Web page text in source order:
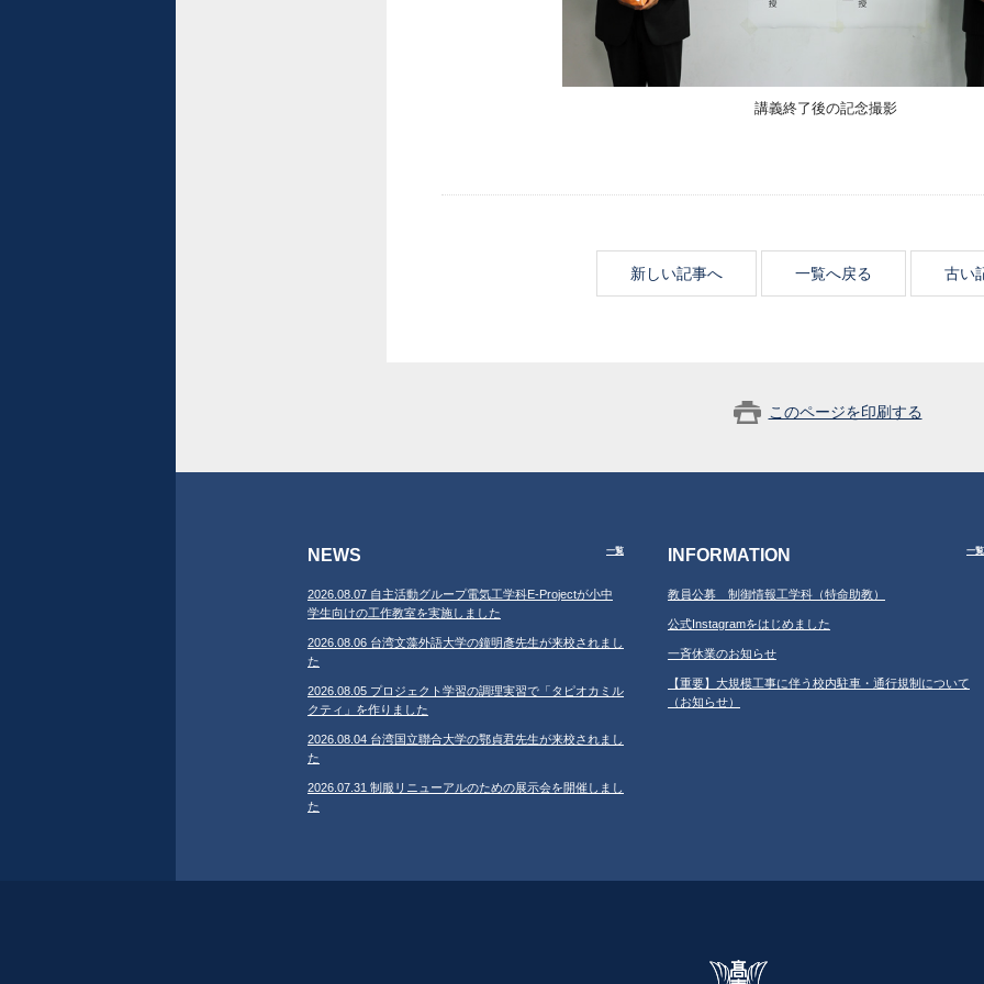
講義終了後の記念撮影
新しい記事へ 一覧へ戻る 古い
このページを印刷する
NEWS 一覧
2026.08.07 自主活動グループ電気工学科E-Projectが小中
学生向けの工作教室を実施しました
2026.08.06 台湾文藻外語大学の鐘明彥先生が来校されまし
た
2026.08.05 プロジェクト学習の調理実習で「タピオカミル
クティ」を作りました
2026.08.04 台湾国立聯合大学の鄂貞君先生が来校されまし
た
2026.07.31 制服リニューアルのための展示会を開催しまし
た
INFORMATION 一覧
教員公募 制御情報工学科（特命助教）
公式Instagramをはじめました
一斉休業のお知らせ
【重要】大規模工事に伴う校内駐車・通行規制について
（お知らせ）